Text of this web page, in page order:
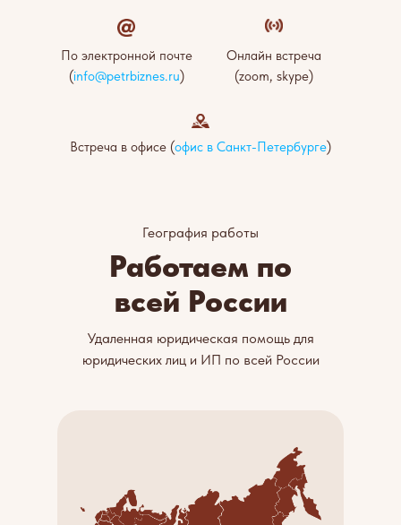
По электронной почте
(info@petrbiznes.ru)
Онлайн встреча
(zoom, skype)
Встреча в офисе (офис в Санкт-Петербурге)
Работаем по
всей России
География работы
Удаленная юридическая помощь для
юридических лиц и ИП по всей России